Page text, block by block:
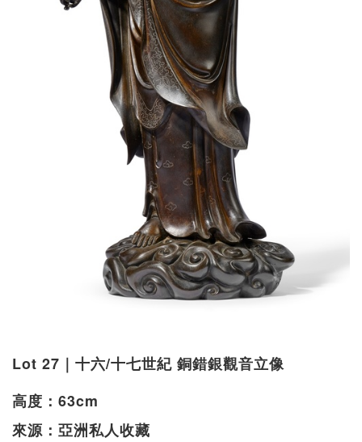
Lot 27｜十六/十七世紀 銅錯銀觀音立像
高度：63cm
來源：亞洲私人收藏